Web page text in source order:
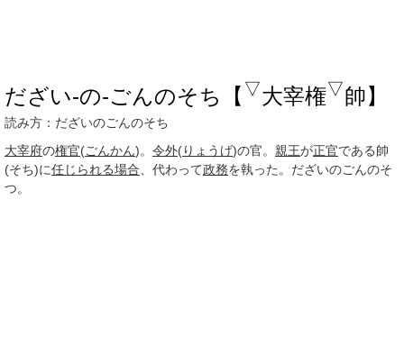
だざい‐の‐ごんのそち【 ▽大宰権▽帥】
読み方：だざいのごんのそち
大宰府の権官(ごんかん)。 令外(りょうげ)の官。 親王が正官である帥
(そち)に任じられる場合 、代わって政務を執った。だざいのごんのそ
つ。